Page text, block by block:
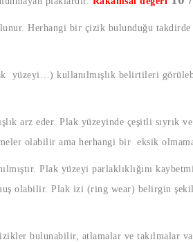
Herhangi bir çizik bulunduğu takdirde
yüzeyi…) kullanılmışlık belirtileri
arz eder. Plak yüzeyinde çeşitli sıyrık
olabilir ama herhangi bir eksik
Plak yüzeyi parlaklıklığını
olabilir. Plak izi (ring wear) belirgin
bulunabilir, atlamalar ve takılmalar